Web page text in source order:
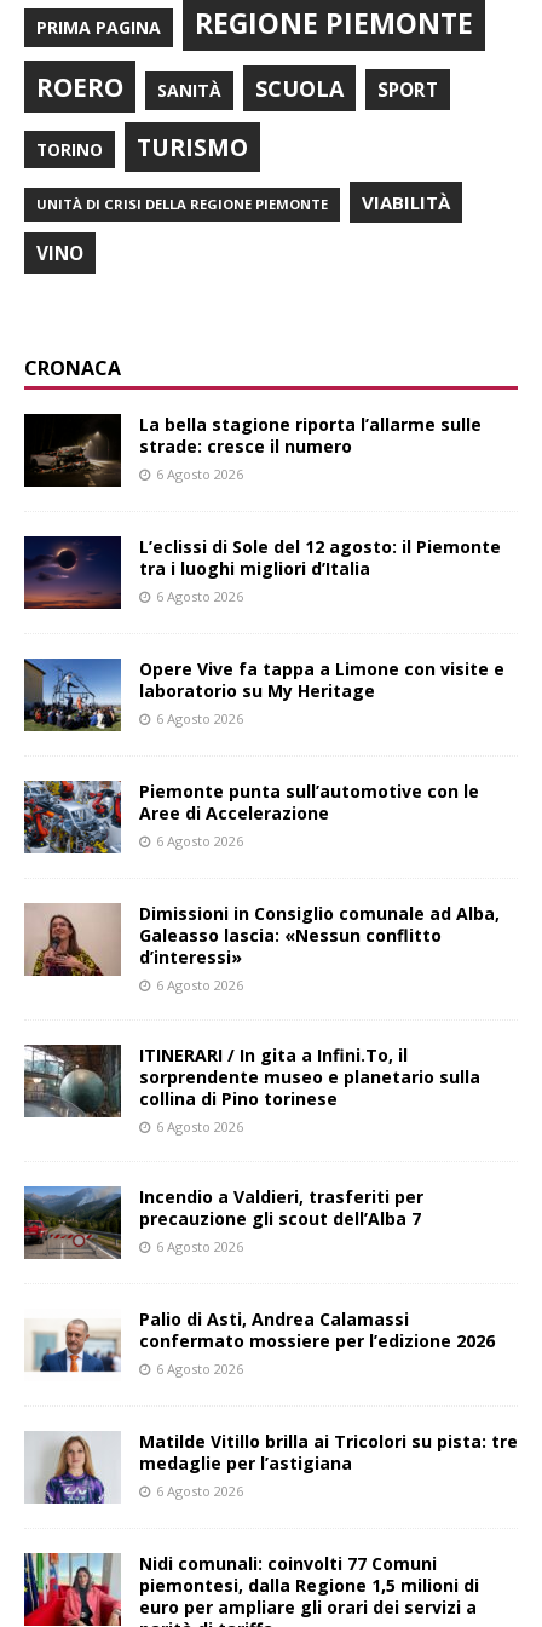
PRIMA PAGINA REGIONE PIEMONTE
ROERO SANITÀ SCUOLA SPORT
TORINO TURISMO
UNITÀ DI CRISI DELLA REGIONE PIEMONTE VIABILITÀ
VINO
CRONACA
La bella stagione riporta l’allarme sulle
strade: cresce il numero
6 Agosto 2026
L’eclissi di Sole del 12 agosto: il Piemonte
tra i luoghi migliori d’Italia
6 Agosto 2026
Opere Vive fa tappa a Limone con visite e
laboratorio su My Heritage
6 Agosto 2026
Piemonte punta sull’automotive con le
Aree di Accelerazione
6 Agosto 2026
Dimissioni in Consiglio comunale ad Alba,
Galeasso lascia: «Nessun conflitto
d’interessi»
6 Agosto 2026
ITINERARI / In gita a Infini.To, il
sorprendente museo e planetario sulla
collina di Pino torinese
6 Agosto 2026
Incendio a Valdieri, trasferiti per
precauzione gli scout dell’Alba 7
6 Agosto 2026
Palio di Asti, Andrea Calamassi
confermato mossiere per l’edizione 2026
6 Agosto 2026
Matilde Vitillo brilla ai Tricolori su pista: tre
medaglie per l’astigiana
6 Agosto 2026
Nidi comunali: coinvolti 77 Comuni
piemontesi, dalla Regione 1,5 milioni di
euro per ampliare gli orari dei servizi a